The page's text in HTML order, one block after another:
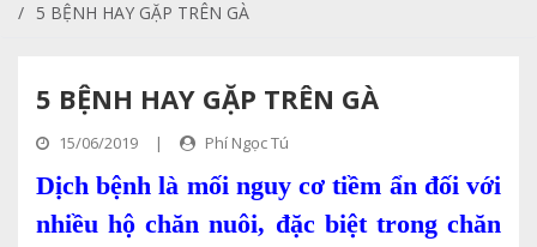
/ 5 BỆNH HAY GẶP TRÊN GÀ
5 BỆNH HAY GẶP TRÊN GÀ
15/06/2019 | Phí Ngọc Tú
Dịch bệnh là mối nguy cơ tiềm ẩn đối với
nhiều hộ chăn nuôi, đặc biệt trong chăn